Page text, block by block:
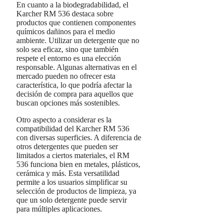
En cuanto a la biodegradabilidad, el
Karcher RM 536 destaca sobre
productos que contienen componentes
químicos dañinos para el medio
ambiente. Utilizar un detergente que no
solo sea eficaz, sino que también
respete el entorno es una elección
responsable. Algunas alternativas en el
mercado pueden no ofrecer esta
característica, lo que podría afectar la
decisión de compra para aquellos que
buscan opciones más sostenibles.
Otro aspecto a considerar es la
compatibilidad del Karcher RM 536
con diversas superficies. A diferencia de
otros detergentes que pueden ser
limitados a ciertos materiales, el RM
536 funciona bien en metales, plásticos,
cerámica y más. Esta versatilidad
permite a los usuarios simplificar su
selección de productos de limpieza, ya
que un solo detergente puede servir
para múltiples aplicaciones.